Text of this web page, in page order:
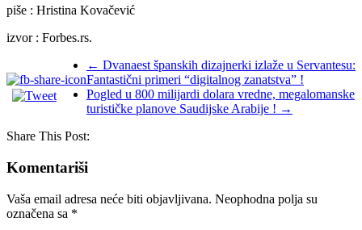
piše : Hristina Kovačević
izvor : Forbes.rs.
← Dvanaest španskih dizajnerki izlaže u Servantesu:
Fantastični primeri “digitalnog zanatstva” !
Pogled u 800 milijardi dolara vredne, megalomanske
turističke planove Saudijske Arabije ! →
Share This Post:
Komentariši
Vaša email adresa neće biti objavljivana. Neophodna polja su
označena sa *